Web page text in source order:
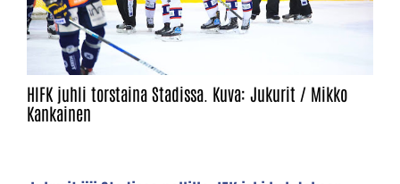
HIFK juhli torstaina Stadissa. Kuva: Jukurit / Mikko
Kankainen